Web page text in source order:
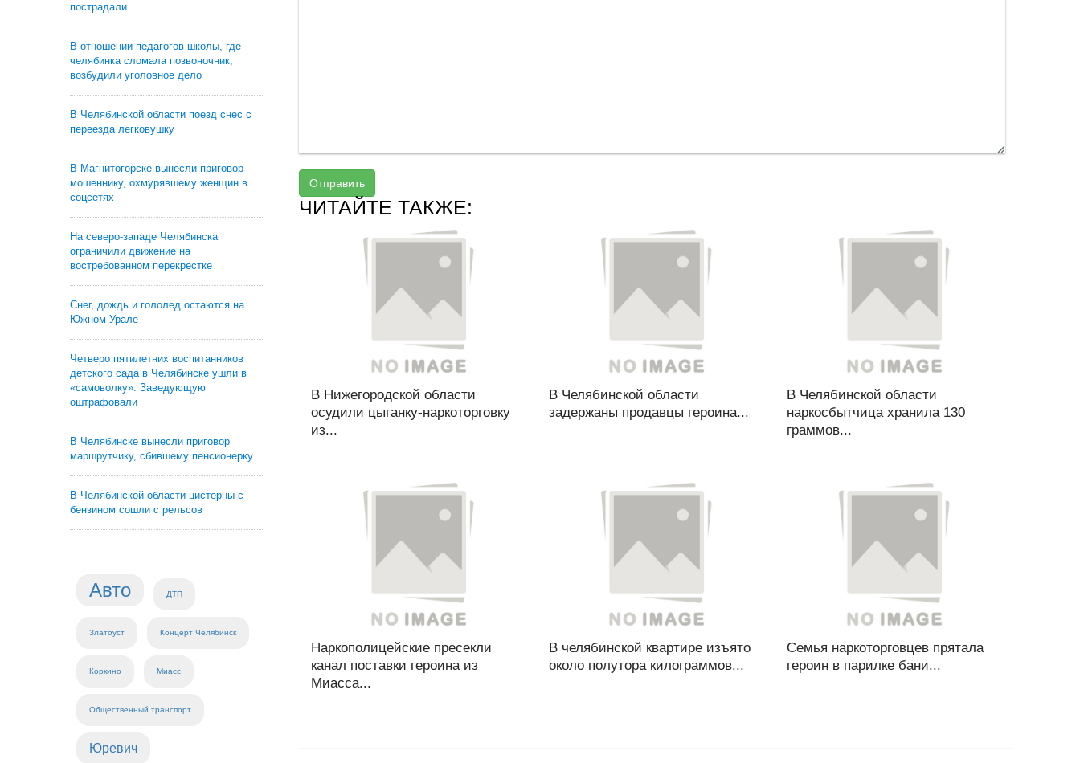
пострадали
В отношении педагогов школы, где
челябинка сломала позвоночник,
возбудили уголовное дело
В Челябинской области поезд снес с
переезда легковушку
В Магнитогорске вынесли приговор
мошеннику, охмурявшему женщин в
соцсетях
На северо-западе Челябинска
ограничили движение на
востребованном перекрестке
Снег, дождь и гололед остаются на
Южном Урале
Четверо пятилетних воспитанников
детского сада в Челябинске ушли в
«самоволку». Заведующую
оштрафовали
В Челябинске вынесли приговор
маршрутчику, сбившему пенсионерку
В Челябинской области цистерны с
бензином сошли с рельсов
Авто ДТП
Златоуст Концерт Челябинск
Коркино Миасс
Общественный транспорт
Юревич
Отправить
ЧИТАЙТЕ ТАКЖЕ:
В Нижегородской области
осудили цыганку-наркоторговку
из...
В Челябинской области
задержаны продавцы героина...
В Челябинской области
наркосбытчица хранила 130
граммов...
Наркополицейские пресекли
канал поставки героина из
Миасса...
В челябинской квартире изъято
около полутора килограммов...
Семья наркоторговцев прятала
героин в парилке бани...